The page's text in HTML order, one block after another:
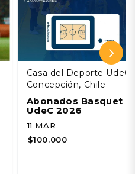
Casa del Deporte UdeC,
Concepción, Chile
Abonados Basquet
UdeC 2026
11 MAR
$100.000